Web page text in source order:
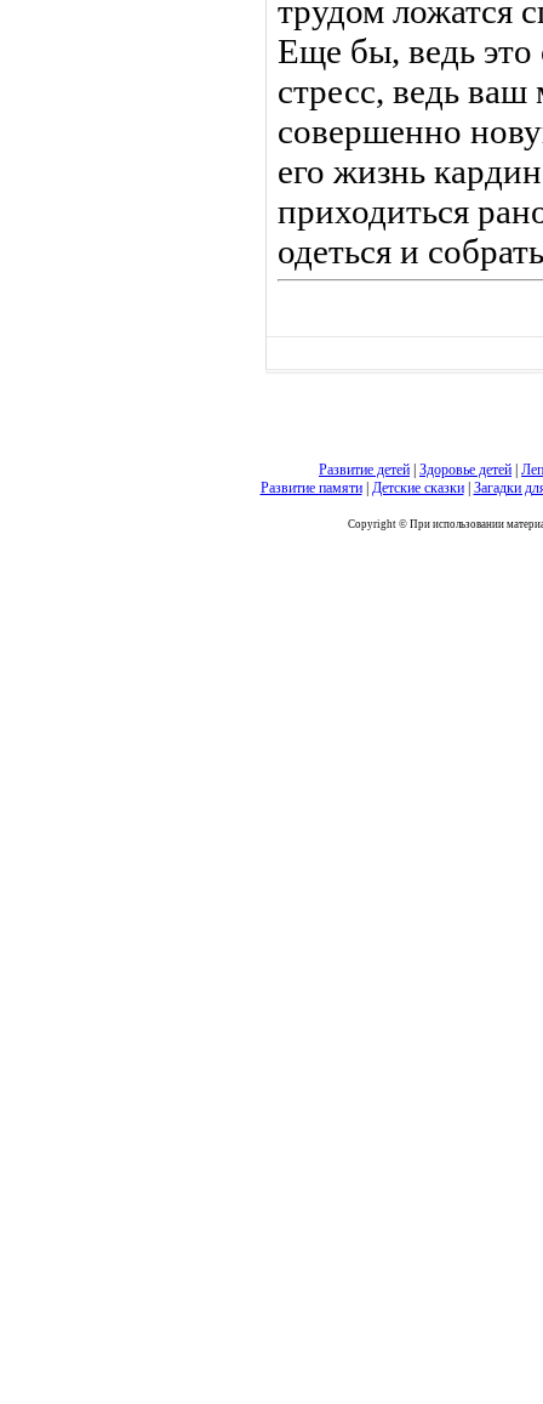
трудом ложатся
Еще бы, ведь это
стресс, ведь
совершенно
его жизнь
приходиться
одеться и
Развитие детей Здоровье детей
Развитие памяти| Детские сказки| Загадки
Copyright © При использовании